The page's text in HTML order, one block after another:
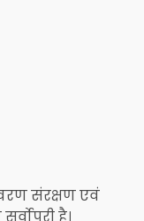
संरक्षण एवं